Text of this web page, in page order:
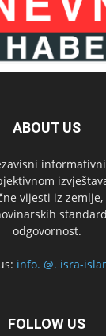
ABOUT US
vijesti iz
odgovornost.
info. @. isra-
FOLLOW US